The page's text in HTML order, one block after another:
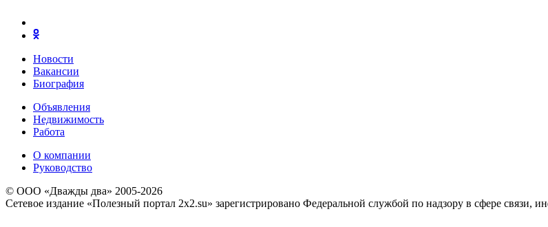
Новости
Вакансии
Биография
Объявления
Недвижимость
Работа
О компании
Руководство
© ООО «Дважды два» 2005-2026
Сетевое издание «Полезный портал 2x2.su» зарегистрировано Федеральной службой по надзору в сфере